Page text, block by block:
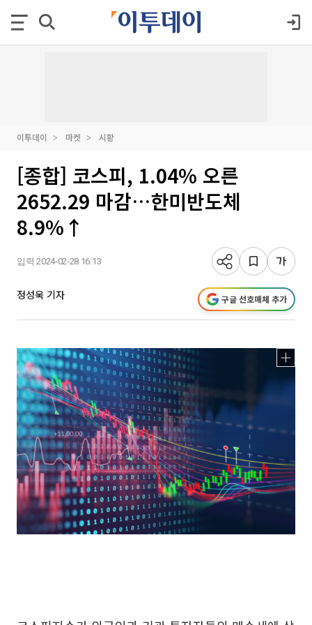
이투데이 마켓 시황
[종합] 코스피, 1.04% 오른
2652.29 마감…한미반도체
8.9%↑
입력 2024-02-28 16:13
정성욱 기자 구글 선호매체 추가